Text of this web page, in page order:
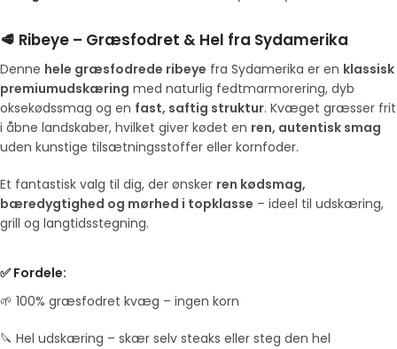
🥩 Ribeye – Græsfodret & Hel fra Sydamerika
Denne hele græsfodrede ribeye fra Sydamerika er en klassisk
premiumudskæring med naturlig fedtmarmorering, dyb
oksekødssmag og en fast, saftig struktur. Kvæget græsser frit
i åbne landskaber, hvilket giver kødet en ren, autentisk smag
uden kunstige tilsætningsstoffer eller kornfoder.
Et fantastisk valg til dig, der ønsker ren kødsmag,
bæredygtighed og mørhed i topklasse – ideel til udskæring,
grill og langtidsstegning.
✅ Fordele:
🌱 100% græsfodret kvæg – ingen korn
🔪 Hel udskæring – skær selv steaks eller steg den hel